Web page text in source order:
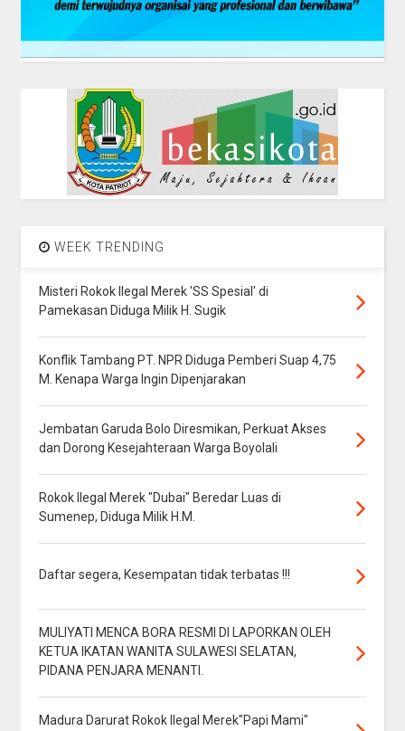
WEEK TRENDING
Misteri Rokok Ilegal Merek 'SS Spesial' di
Pamekasan Diduga Milik H. Sugik
Konflik Tambang PT. NPR Diduga Pemberi Suap 4,75
M. Kenapa Warga Ingin Dipenjarakan
Jembatan Garuda Bolo Diresmikan, Perkuat Akses
dan Dorong Kesejahteraan Warga Boyolali
Rokok Ilegal Merek "Dubai" Beredar Luas di
Sumenep, Diduga Milik H.M.
Daftar segera, Kesempatan tidak terbatas !!!
MULIYATI MENCA BORA RESMI DI LAPORKAN OLEH
KETUA IKATAN WANITA SULAWESI SELATAN,
PIDANA PENJARA MENANTI.
Madura Darurat Rokok Ilegal Merek"Papi Mami"